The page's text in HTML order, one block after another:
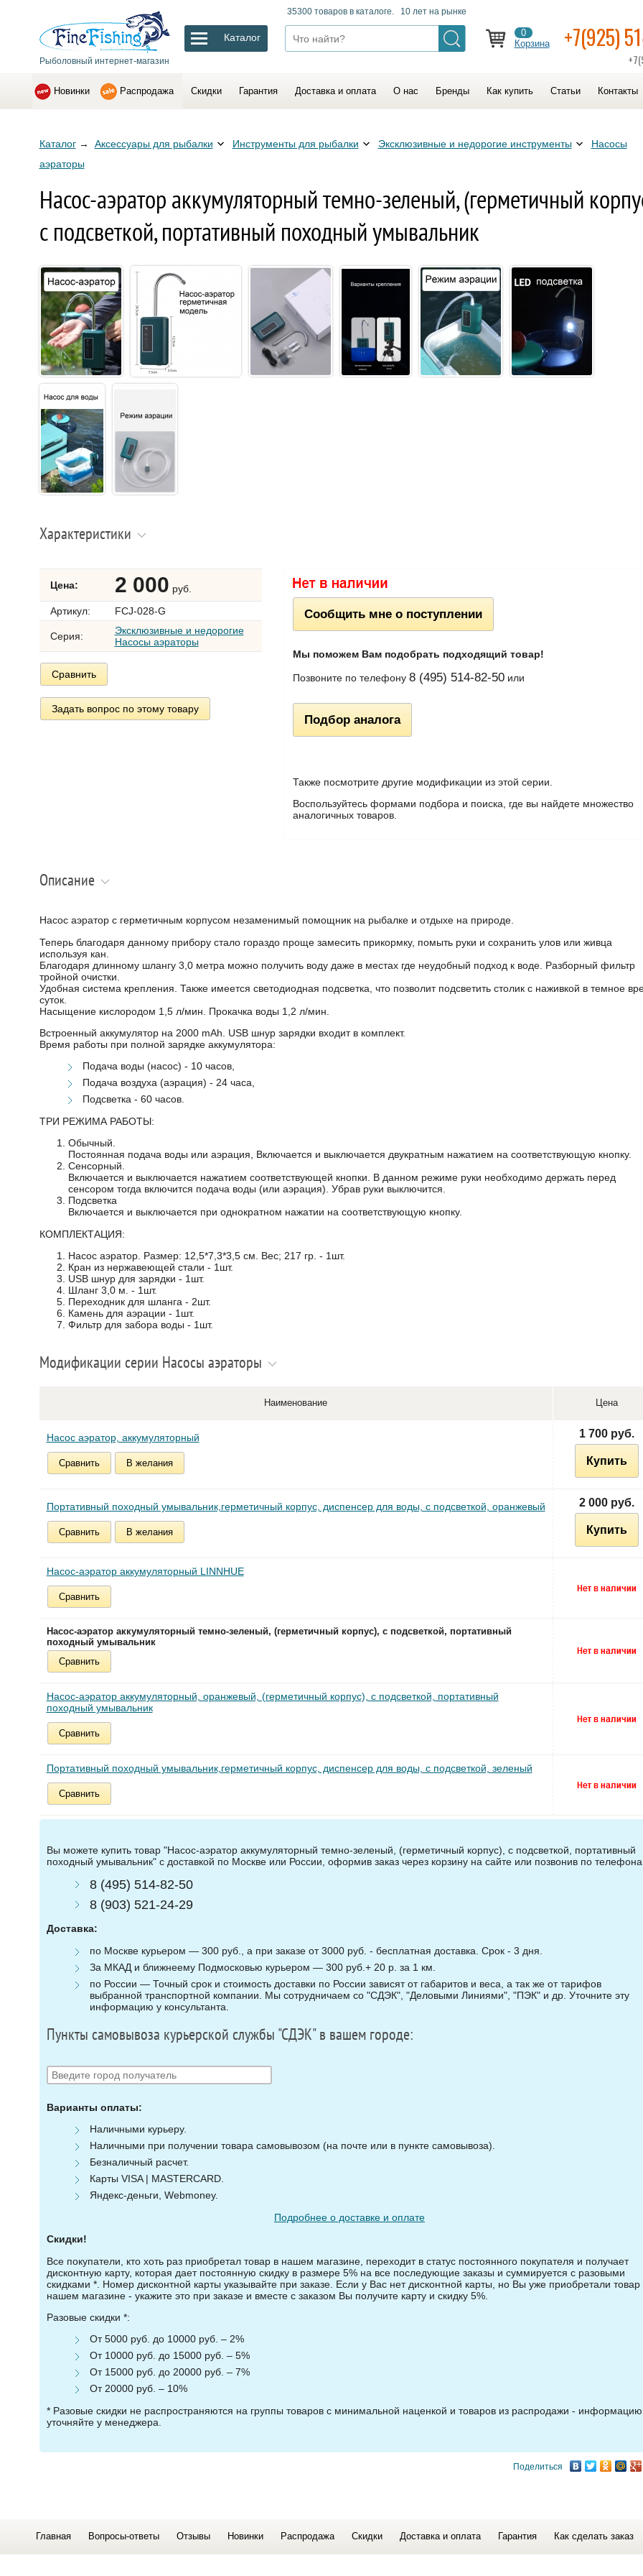
Рыболовный интернет-магазин
Каталог
35300 товаров в каталоге. 10 лет на рынке
0
Корзина
+7(925)
Новинки Распродажа Скидки Гарантия Доставка и оплата О нас Бренды Как купить Статьи Контакты
Каталог→ Аксессуары для рыбалки Инструменты для рыбалки Эксклюзивные и недорогие инструменты
Насосы
аэраторы
Насос-аэратор аккумуляторный темно-зеленый, (герметичный
с подсветкой, портативный походный умывальник
Характеристики
Цена: 2 000 руб.
Артикул:
FCJ-028-G
Серия:
Эксклюзивные и недорогие
Насосы аэраторы
Сравнить
Задать вопрос по этому товару
Сообщить мне о поступлении
Мы поможем Вам подобрать подходящий товар!
Позвоните по телефону 8 (495) 514-82-50или
Подбор аналога
Также посмотрите другие модификации из этой серии.
Воспользуйтесь формами подбора и поиска, где вы найдете множество
аналогичных товаров.
Описание
Насос аэратор с герметичным корпусом незаменимый помощник на рыбалке и отдыхе на природе.
Теперь благодаря данному прибору стало гораздо проще замесить прикормку, помыть руки и сохранить улов или живца
используя кан.
Благодаря длинному шлангу 3,0 метра можно получить воду даже в местах где неудобный подход к воде. Разборный фильтр
тройной очистки.
Удобная система крепления. Также имеется светодиодная подсветка, что позволит подсветить столик с наживкой в темное
суток.
Насыщение кислородом 1,5 л/мин. Прокачка воды 1,2 л/мин.
Встроенный аккумулятор на 2000 mAh. USB шнур зарядки входит в комплект.
Время работы при полной зарядке аккумулятора:
Подача воды (насос) - 10 часов,
Подача воздуха (аэрация) - 24 часа,
Подсветка - 60 часов.
ТРИ РЕЖИМА РАБОТЫ:
Обычный.
Постоянная подача воды или аэрация, Включается и выключается двукратным нажатием на соответствующую кнопку.
Сенсорный.
Включается и выключается нажатием соответствующей кнопки. В данном режиме руки необходимо держать перед
сенсором тогда включится подача воды (или аэрация). Убрав руки выключится.
Подсветка
Включается и выключается при однократном нажатии на соответствующую кнопку.
КОМПЛЕКТАЦИЯ:
Насос аэратор. Размер: 12,5*7,3*3,5 см. Вес; 217 гр. - 1шт.
Кран из нержавеющей стали - 1шт.
USB шнур для зарядки - 1шт.
Шланг 3,0 м. - 1шт.
Переходник для шланга - 2шт.
Камень для аэрации - 1шт.
Фильтр для забора воды - 1шт.
Модификации серии Насосы аэраторы
Наименование Цена
Насос аэратор, аккумуляторный
Сравнить В желания
1 700 руб.
Купить
Портативный походный умывальник,герметичный корпус, диспенсер для воды, с подсветкой, оранжевый
Сравнить В желания
2 000 руб.
Купить
Насос-аэратор аккумуляторный LINNHUE
Сравнить
Насос-аэратор аккумуляторный темно-зеленый, (герметичный корпус), с подсветкой, портативный
походный умывальник
Сравнить
Насос-аэратор аккумуляторный, оранжевый, (герметичный корпус), с подсветкой, портативный
походный умывальник
Сравнить
Портативный походный умывальник,герметичный корпус, диспенсер для воды, с подсветкой, зеленый
Сравнить
Вы можете купить товар "Насос-аэратор аккумуляторный темно-зеленый, (герметичный корпус), с подсветкой, портативный
походный умывальник" с доставкой по Москве или России, оформив заказ через корзину на сайте или позвонив по
8 (495) 514-82-50
8 (903) 521-24-29
Доставка:
по Москве курьером — 300 руб., а при заказе от 3000 руб. - бесплатная доставка. Срок - 3 дня.
За МКАД и ближнеему Подмосковью курьером — 300 руб.+ 20 р. за 1 км.
по России — Точный срок и стоимость доставки по России зависят от габаритов и веса, а так же от тарифов
выбранной транспортной компании. Мы сотрудничаем со "СДЭК", "Деловыми Линиями", "ПЭК" и др. Уточните эту
информацию у консультанта.
Пункты самовывоза курьерской службы "СДЭК" в вашем городе:
Варианты оплаты:
Наличными курьеру.
Наличными при получении товара самовывозом (на почте или в пункте самовывоза).
Безналичный расчет.
Карты VISA | MASTERCARD.
Яндекс-деньги, Webmoney.
Подробнее о доставке и оплате
Скидки!
Все покупатели, кто хоть раз приобретал товар в нашем магазине, переходит в статус постоянного покупателя и получает
дисконтную карту, которая дает постоянную скидку в размере 5% на все последующие заказы и суммируется с разовыми
скидками *. Номер дисконтной карты указывайте при заказе. Если у Вас нет дисконтной карты, но Вы уже приобретали товар
нашем магазине - укажите это при заказе и вместе с заказом Вы получите карту и скидку 5%.
Разовые скидки *:
От 5000 руб. до 10000 руб. – 2%
От 10000 руб. до 15000 руб. – 5%
От 15000 руб. до 20000 руб. – 7%
От 20000 руб. – 10%
* Разовые скидки не распространяются на группы товаров с минимальной наценкой и товаров из распродажи - информацию
уточняйте у менеджера.
Поделиться
Главная Вопросы-ответы Отзывы Новинки Распродажа Скидки Доставка и оплата Гарантия Как сделать заказ